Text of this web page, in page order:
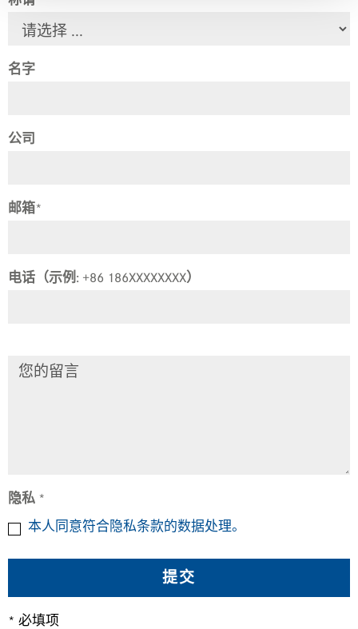
名字
公司
邮箱*
电话（示例: +86 186XXXXXXXX）
隐私 *
本人同意符合隐私条款的数据处理。
* 必填项